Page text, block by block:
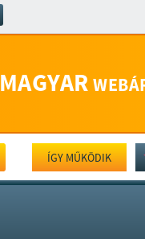
MAGYAR
ÍGY MŰKÖDIK